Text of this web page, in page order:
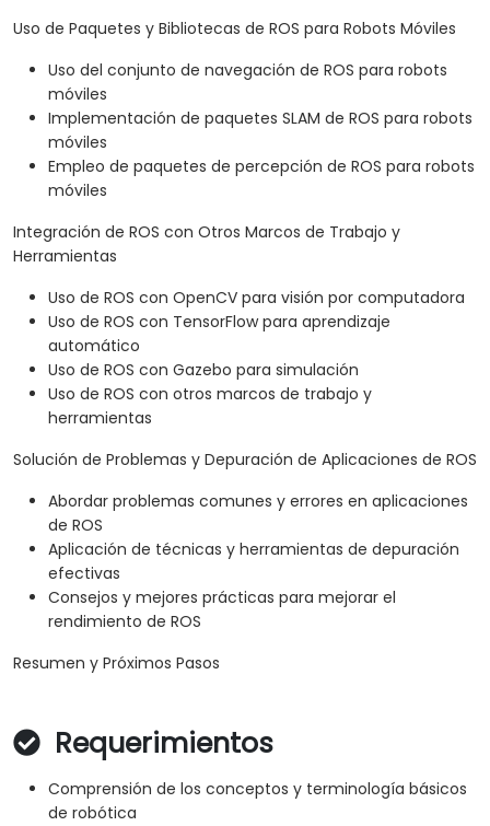
Uso de Paquetes y Bibliotecas de ROS para Robots Móviles
Uso del conjunto de navegación de ROS para robots
móviles
Implementación de paquetes SLAM de ROS para robots
móviles
Empleo de paquetes de percepción de ROS para robots
móviles
Integración de ROS con Otros Marcos de Trabajo y
Herramientas
Uso de ROS con OpenCV para visión por computadora
Uso de ROS con TensorFlow para aprendizaje
automático
Uso de ROS con Gazebo para simulación
Uso de ROS con otros marcos de trabajo y
herramientas
Solución de Problemas y Depuración de Aplicaciones de ROS
Abordar problemas comunes y errores en aplicaciones
de ROS
Aplicación de técnicas y herramientas de depuración
efectivas
Consejos y mejores prácticas para mejorar el
rendimiento de ROS
Resumen y Próximos Pasos
Requerimientos
Comprensión de los conceptos y terminología básicos
de robótica